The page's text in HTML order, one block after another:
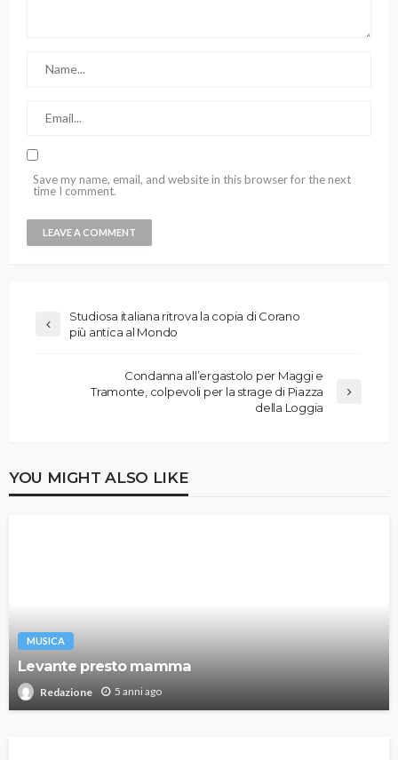
Save my name, email, and website in this browser for the next
time I comment.
Studiosa italiana ritrova la copia di Corano
più antica al Mondo
Condanna all’ergastolo per Maggi e
Tramonte, colpevoli per la strage di Piazza
della Loggia
YOU MIGHT ALSO LIKE
MUSICA
Levante presto mamma
Redazione 5 anni ago